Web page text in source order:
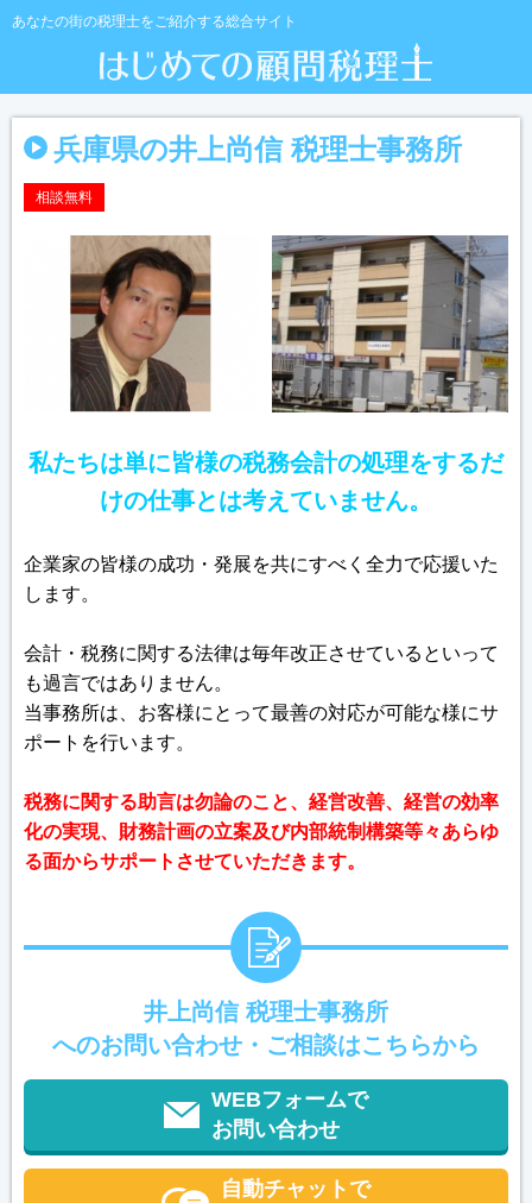
あなたの街の税理士をご紹介する総合サイト
兵庫県の井上尚信 税理士事務所
相談無料
私たちは単に皆様の税務会計の処理をするだ
けの仕事とは考えていません。
企業家の皆様の成功・発展を共にすべく全力で応援いた
します。
会計・税務に関する法律は毎年改正させているといって
も過言ではありません。
当事務所は、お客様にとって最善の対応が可能な様にサ
ポートを行います。
税務に関する助言は勿論のこと、経営改善、経営の効率
化の実現、財務計画の立案及び内部統制構築等々あらゆ
る面からサポートさせていただきます。
井上尚信 税理士事務所
へのお問い合わせ・ご相談はこちらから
WEBフォームで
お問い合わせ
自動チャットで